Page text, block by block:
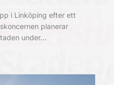
i Linköping efter ett
planerar
under…